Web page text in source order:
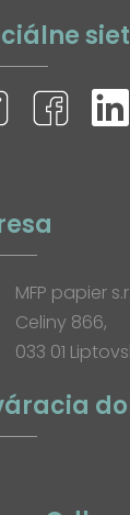
MFP papier
Celiny 866,
033 01